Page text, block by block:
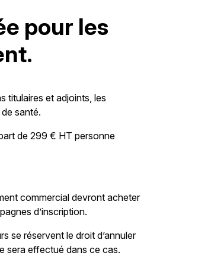
pour les
titulaires et adjoints, les
santé.
de 299 € HT personne
commercial devront acheter
d’inscription.
se réservent le droit d’annuler
sera effectué dans ce cas.